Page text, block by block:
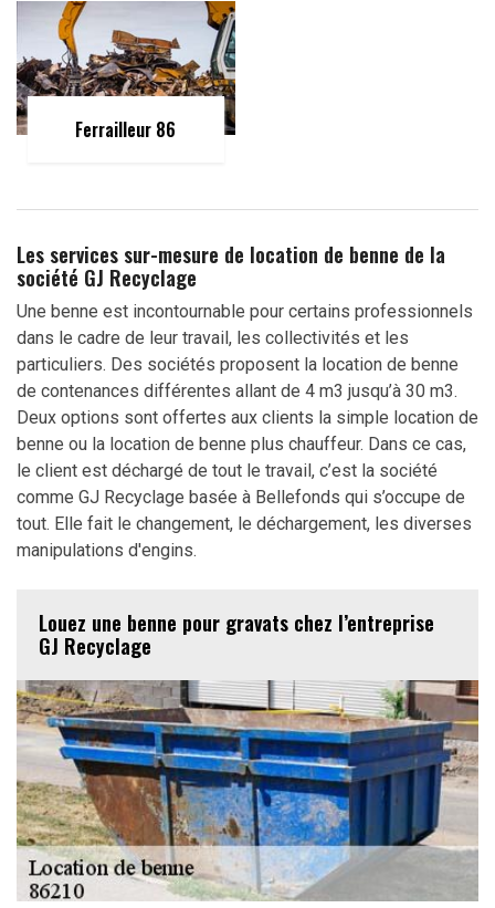
Ferrailleur 86
Les services sur-mesure de location de benne de la
société GJ Recyclage
Une benne est incontournable pour certains professionnels
dans le cadre de leur travail, les collectivités et les
particuliers. Des sociétés proposent la location de benne
de contenances différentes allant de 4 m3 jusqu’à 30 m3.
Deux options sont offertes aux clients la simple location de
benne ou la location de benne plus chauffeur. Dans ce cas,
le client est déchargé de tout le travail, c’est la société
comme GJ Recyclage basée à Bellefonds qui s’occupe de
tout. Elle fait le changement, le déchargement, les diverses
manipulations d'engins.
Louez une benne pour gravats chez l’entreprise
GJ Recyclage